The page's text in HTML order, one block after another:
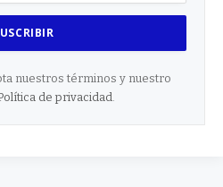
nuestros términos y nuestro
de privacidad.